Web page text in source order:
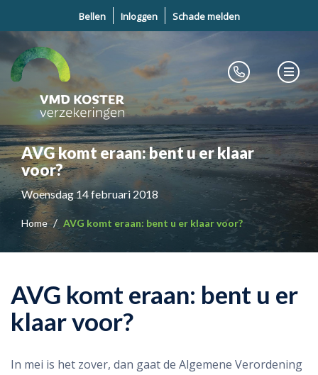
Bellen Inloggen Schade melden
AVG komt eraan: bent u er klaar
voor?
Woensdag 14 februari 2018
Home AVG komt eraan: bent u er klaar voor?
AVG komt eraan: bent u er
klaar voor?
In mei is het zover, dan gaat de Algemene Verordening